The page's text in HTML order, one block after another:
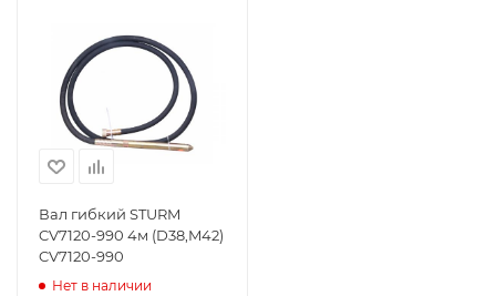
Вал гибкий STURM
CV7120-990 4м (D38,M42)
CV7120-990
Нет в наличии